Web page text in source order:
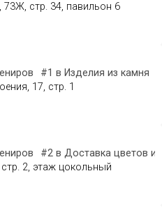
стр. 34, павильон 6
#1 в Изделия из камня
17, стр. 1
#2 в Доставка цветов и
2, этаж цокольный